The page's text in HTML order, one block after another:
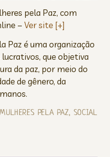
pela Paz, com
– Ver site [+]
Paz é uma organização
lucrativos, que objetiva
da paz, por meio do
de gênero, da
MULHERES PELA PAZ, SOCIAL